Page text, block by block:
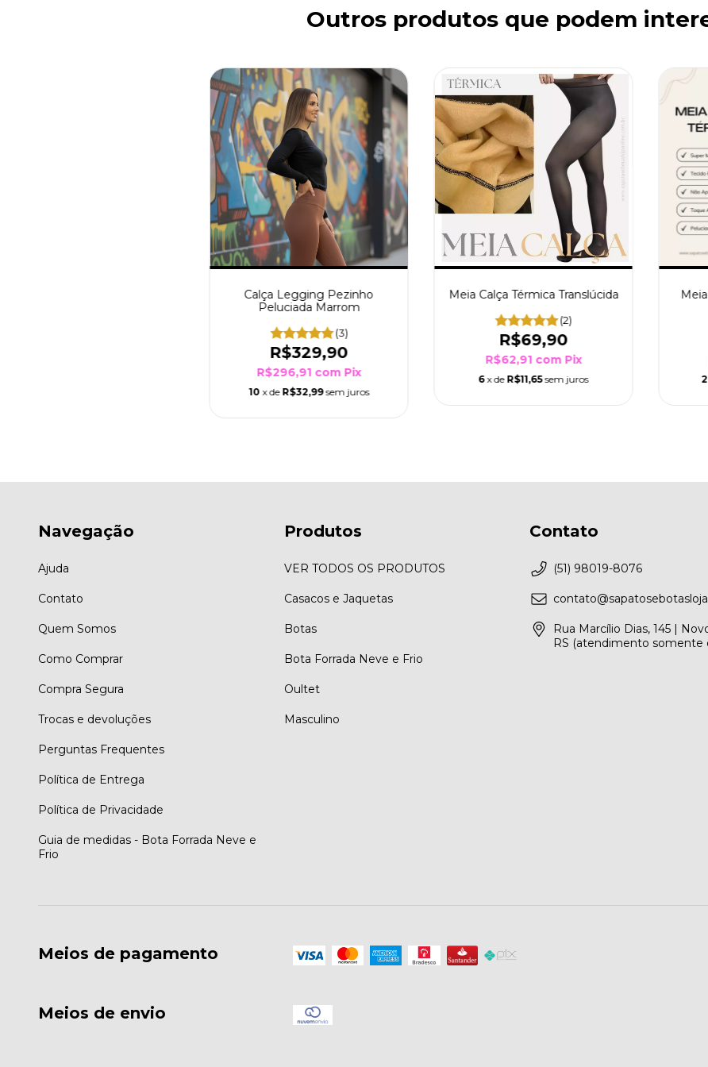
Outros produtos que podem
Calça Legging Pezinho
Peluciada Marrom
(3)
R$329,90
R$296,91 com Pix
10 x de R$32,99 sem juros
Meia Calça Térmica Translúcida
(2)
R$69,90
R$62,91 com Pix
6 x de R$11,65 sem juros 2
Navegação
Ajuda
Contato
Quem Somos
Como Comprar
Compra Segura
Trocas e devoluções
Perguntas Frequentes
Política de Entrega
Política de Privacidade
Guia de medidas - Bota Forrada Neve e
Frio
Produtos
VER TODOS OS PRODUTOS
Casacos e Jaquetas
Botas
Bota Forrada Neve e Frio
Oultet
Masculino
Contato
(51) 98019-8076
Rua Marcílio Dias, 145 |
RS (atendimento somente
Meios de pagamento
Meios de envio